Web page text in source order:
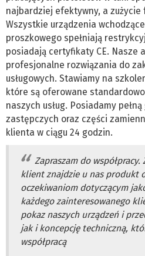
najbardziej efektywny, a zużycie
Wszystkie urządzenia
proszkowego spełniają
posiadają certyfikaty CE. Nasze
profesjonalne rozwiązania do
usługowych. Stawiamy na
które są oferowane
naszych usług. Posiadamy
zastępczych oraz części
klienta w ciągu 24 godzin.
Zapraszam do
klient znajdzie u nas produkt
oczekiwaniom dotyczącym
każdego zainteresowanego
pokaz naszych urządzeń i
jak i koncepcję techniczną,
współpracą